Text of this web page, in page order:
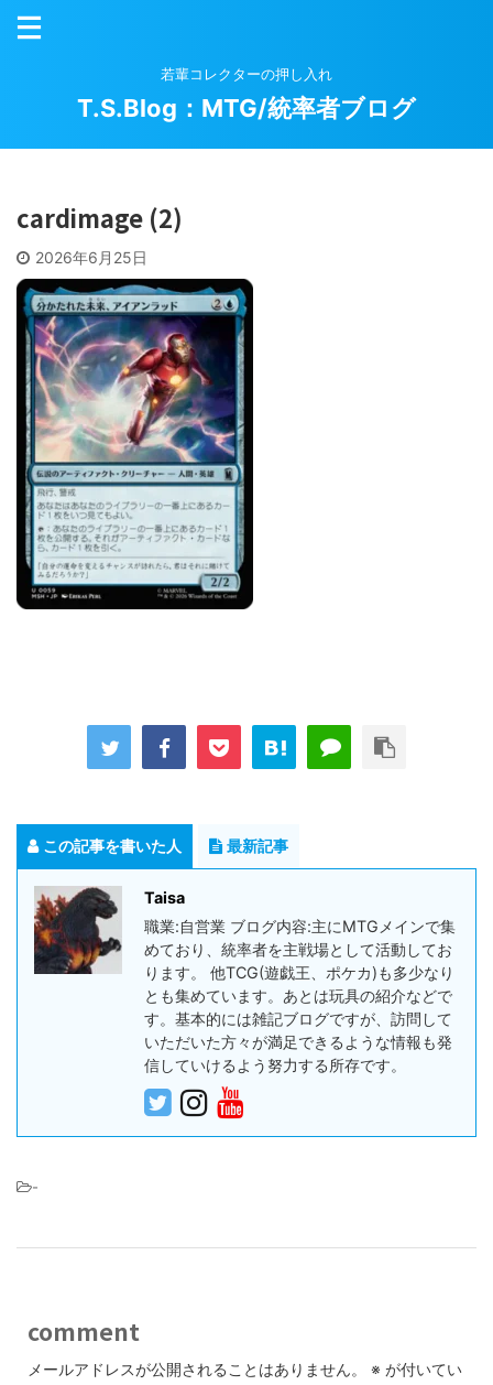
若輩コレクターの押し入れ
T.S.Blog：MTG/統率者ブログ
cardimage (2)
2026年6月25日
この記事を書いた人 最新記事
Taisa
職業:自営業 ブログ内容:主にMTGメインで集
めており、統率者を主戦場として活動してお
ります。 他TCG(遊戯王、ポケカ)も多少なり
とも集めています。あとは玩具の紹介などで
す。基本的には雑記ブログですが、訪問して
いただいた方々が満足できるような情報も発
信していけるよう努力する所存です。
-
comment
メールアドレスが公開されることはありません。 ※ が付いてい